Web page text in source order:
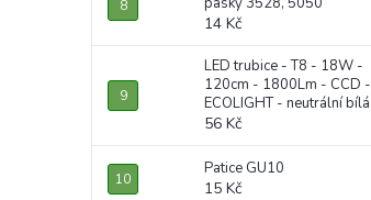
14 Kč
LED trubice - T8 - 18W -
120cm - 1800Lm - CCD -
ECOLIGHT - neutrální bílá
56 Kč
Patice GU10
15 Kč